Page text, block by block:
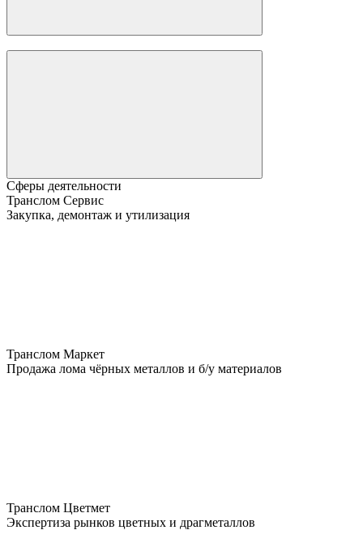
Сферы деятельности
Транслом Сервис
Закупка, демонтаж и утилизация
Транслом Маркет
Продажа лома чёрных металлов и б/у материалов
Транслом Цветмет
Экспертиза рынков цветных и драгметаллов